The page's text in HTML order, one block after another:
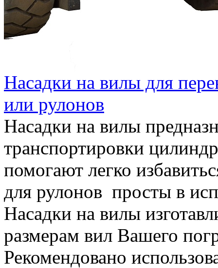
Насадки на вилы для
или рулонов
Насадки на вилы
транспортировки
помогают легко
для рулонов просты в
Насадки на вилы
размерам вил Вашего
Рекомендовано